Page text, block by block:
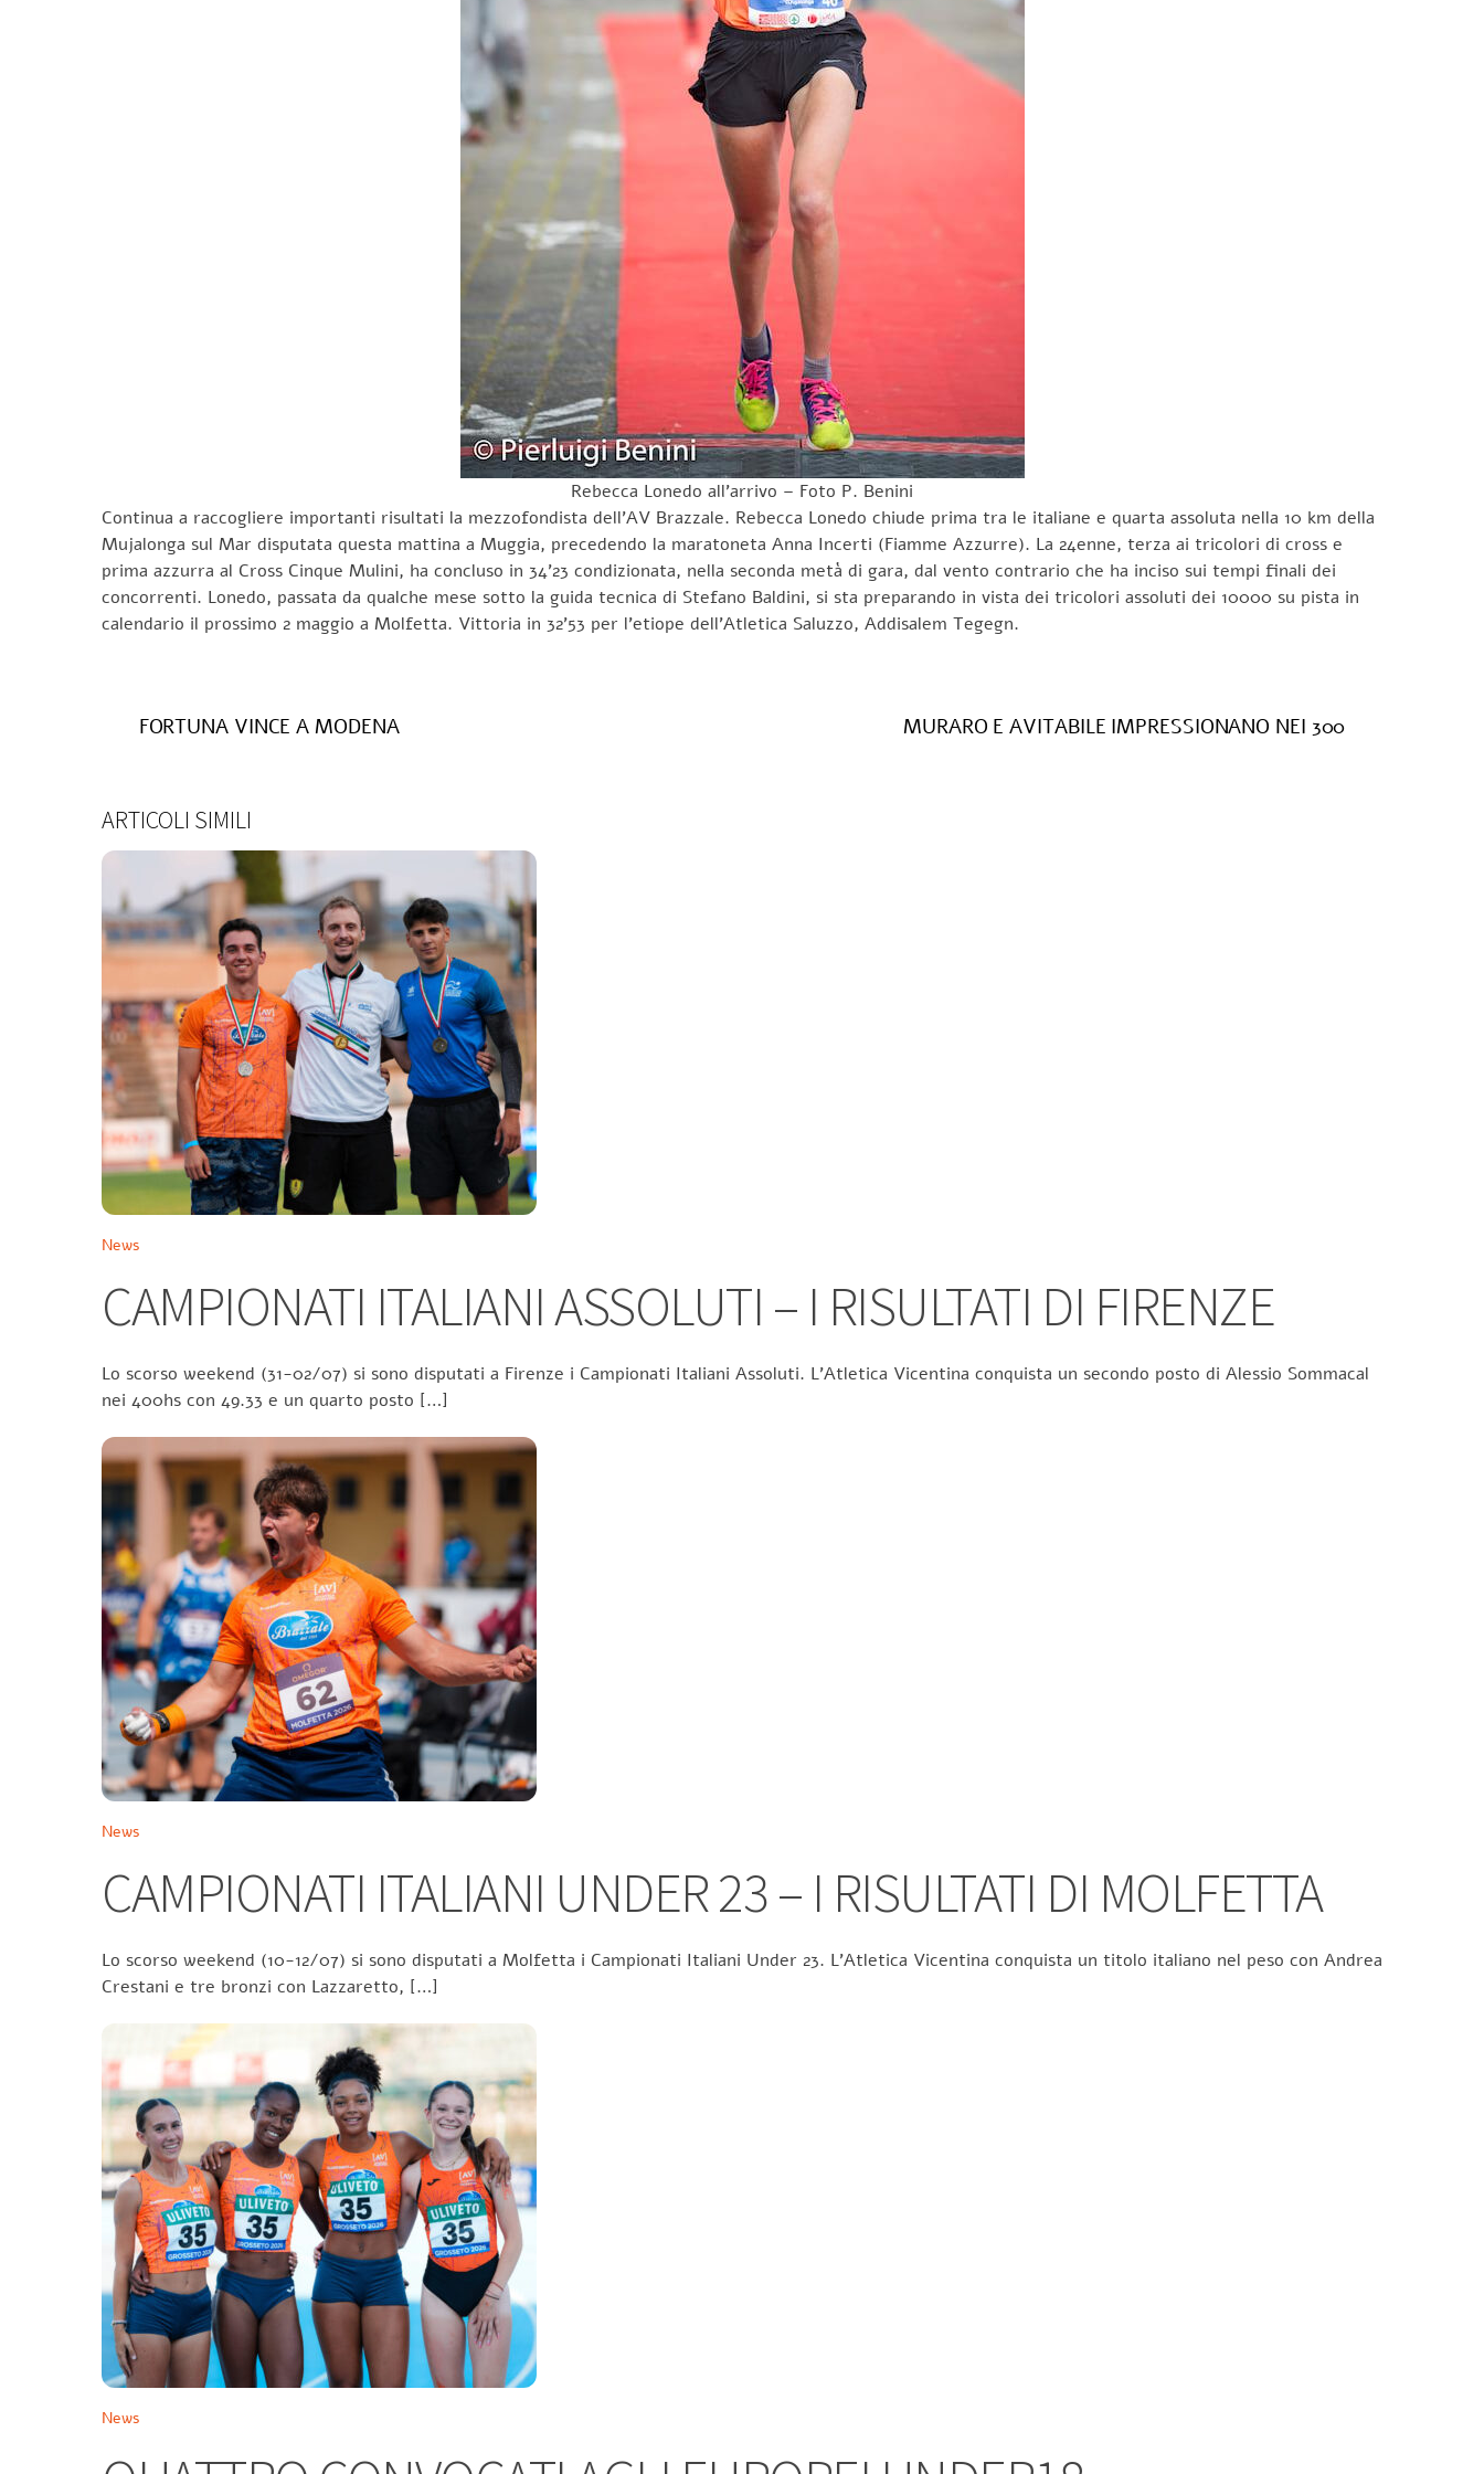
Rebecca Lonedo all’arrivo – Foto P. Benini
Continua a raccogliere importanti risultati la mezzofondista dell’AV Brazzale. Rebecca Lonedo chiude prima tra le italiane e quarta assoluta nella 10 km della
Mujalonga sul Mar disputata questa mattina a Muggia, precedendo la maratoneta Anna Incerti (Fiamme Azzurre). La 24enne, terza ai tricolori di cross e
prima azzurra al Cross Cinque Mulini, ha concluso in 34’23 condizionata, nella seconda metà di gara, dal vento contrario che ha inciso sui tempi finali dei
concorrenti. Lonedo, passata da qualche mese sotto la guida tecnica di Stefano Baldini, si sta preparando in vista dei tricolori assoluti dei 10000 su pista in
calendario il prossimo 2 maggio a Molfetta. Vittoria in 32’53 per l’etiope dell’Atletica Saluzzo, Addisalem Tegegn.
FORTUNA VINCE A MODENA MURARO E AVITABILE IMPRESSIONANO NEI 300
ARTICOLI SIMILI
News
CAMPIONATI ITALIANI ASSOLUTI – I RISULTATI DI FIRENZE
Lo scorso weekend (31-02/07) si sono disputati a Firenze i Campionati Italiani Assoluti. L’Atletica Vicentina conquista un secondo posto di Alessio Sommacal
nei 400hs con 49.33 e un quarto posto […]
News
CAMPIONATI ITALIANI UNDER 23 – I RISULTATI DI MOLFETTA
Lo scorso weekend (10-12/07) si sono disputati a Molfetta i Campionati Italiani Under 23. L’Atletica Vicentina conquista un titolo italiano nel peso con Andrea
Crestani e tre bronzi con Lazzaretto, […]
News